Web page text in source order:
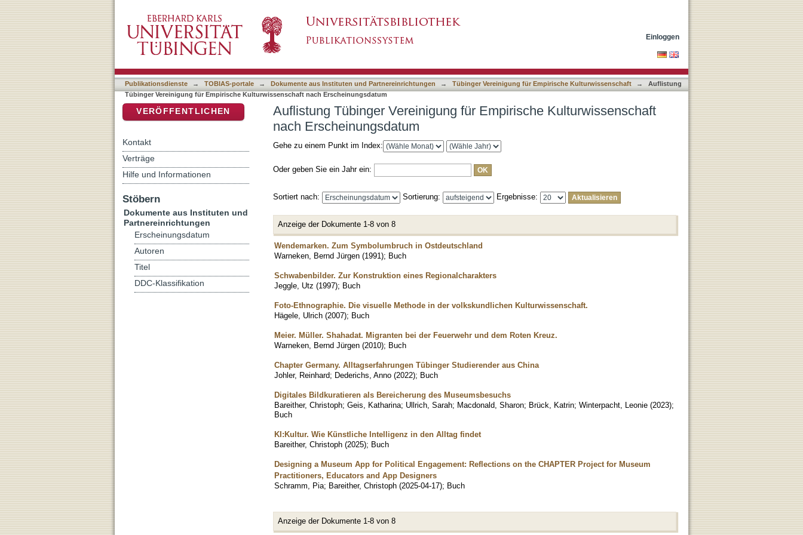
Einloggen
Publikationsdienste → TOBIAS-portale → Dokumente aus Instituten und Partnereinrichtungen → Tübinger Vereinigung für Empirische Kulturwissenschaft →
Auflistung
Tübinger Vereinigung für Empirische Kulturwissenschaft nach Erscheinungsdatum
Auflistung Tübinger Vereinigung für Empirische Kulturwissenschaft
nach Erscheinungsdatum
Gehe zu einem Punkt im Index:
Oder geben Sie ein Jahr ein:
Sortiert nach: Sortierung: Ergebnisse:
Anzeige der Dokumente 1-8 von 8
Wendemarken. Zum Symbolumbruch in Ostdeutschland
Warneken, Bernd Jürgen (1991 ); Buch
Schwabenbilder. Zur Konstruktion eines Regionalcharakters
Jeggle, Utz (1997); Buch
Foto-Ethnographie. Die visuelle Methode in der volkskundlichen Kulturwissenschaft.
Hägele, Ulrich (2007); Buch
Meier. Müller. Shahadat. Migranten bei der Feuerwehr und dem Roten Kreuz.
Warneken, Bernd Jürgen (2010); Buch
Chapter Germany. Alltagserfahrungen Tübinger Studierender aus China
Johler, Reinhard; Dederichs, Anno (2022); Buch
Digitales Bildkuratieren als Bereicherung des Museumsbesuchs
Bareither, Christoph; Geis, Katharina; Ullrich, Sarah; Macdonald, Sharon; Brück, Katrin; Winterpacht, Leonie (2023);
Buch
KI:Kultur. Wie Künstliche Intelligenz in den Alltag findet
Bareither, Christoph (2025); Buch
Designing a Museum App for Political Engagement: Reflections on the CHAPTER Project for Museum
Practitioners, Educators and App Designers
Schramm, Pia; Bareither, Christoph (2025-04-17); Buch
Anzeige der Dokumente 1-8 von 8
VERÖFFENTLICHEN
Kontakt
Verträge
Hilfe und Informationen
Stöbern
Dokumente aus Instituten und
Partnereinrichtungen
Erscheinungsdatum
Autoren
Titel
DDC-Klassifikation